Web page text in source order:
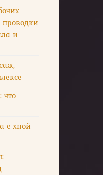
и
что
с хной